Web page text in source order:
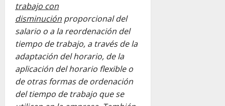
trabajo con
disminución proporcional del
salario o a la reordenación del
tiempo de trabajo, a través de la
adaptación del horario, de la
aplicación del horario flexible o
de otras formas de ordenación
del tiempo de trabajo que se